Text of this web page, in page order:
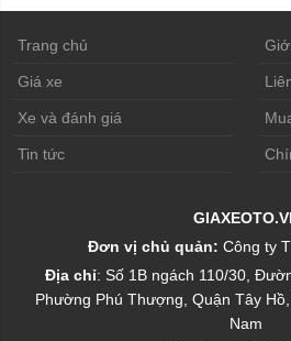
Trang chủ
Giá xe
Xe và đánh giá
Tin tức
Đơn vị chủ quản: Công ty
Địa chỉ: Số 1B ngách 110/30,
Phường Phú Thượng, Quận Tây
Nam